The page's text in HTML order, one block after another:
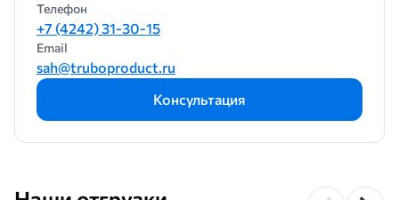
Телефон
+7 (4242) 31-30-15
Email
sah@truboproduct.ru
Консультация